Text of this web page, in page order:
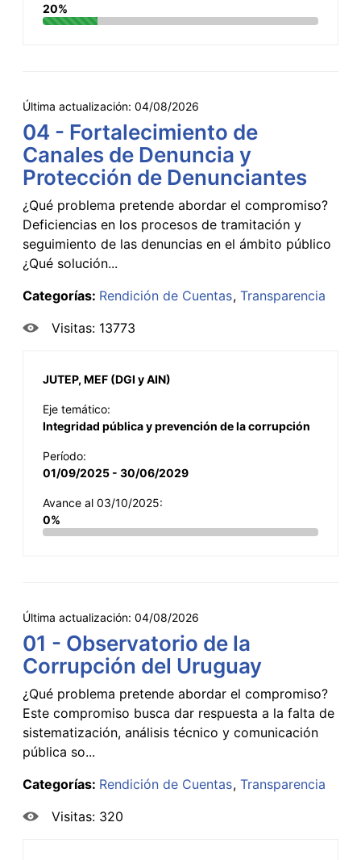
20%
Última actualización: 04/08/2026
04 - Fortalecimiento de
Canales de Denuncia y
Protección de Denunciantes
¿Qué problema pretende abordar el compromiso?
Deficiencias en los procesos de tramitación y
seguimiento de las denuncias en el ámbito público
¿Qué solución...
Categorías: Rendición de Cuentas Transparencia
Visitas: 13773
JUTEP, MEF (DGI y AIN)
Eje temático:
Integridad pública y prevención de la corrupción
Período:
01/09/2025 - 30/06/2029
Avance al 03/10/2025:
0%
Última actualización: 04/08/2026
01 - Observatorio de la
Corrupción del Uruguay
¿Qué problema pretende abordar el compromiso?
Este compromiso busca dar respuesta a la falta de
sistematización, análisis técnico y comunicación
pública so...
Categorías: Rendición de Cuentas Transparencia
Visitas: 320